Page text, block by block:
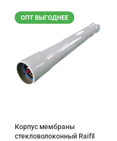
ОПТ ВЫГОДНЕЕ
Корпус мембраны
стекловолоконный Raifil